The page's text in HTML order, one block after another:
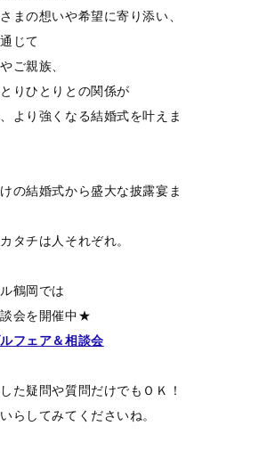
まの想いや希望に寄り添い、
じて
ご親族、
りひとりとの関係が
より強くなる結婚式を叶えま
の結婚式から盛大な披露宴ま
タチは人それぞれ。
鶴岡では
会を開催中★
フェア＆相談会
た疑問や質問だけでもＯＫ！
らしてみてくださいね。